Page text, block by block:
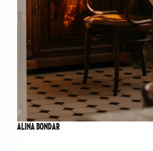
ALINA BONDAR